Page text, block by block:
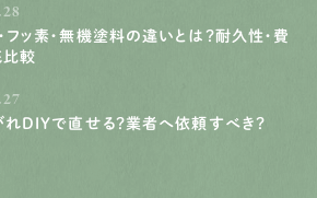
フッ素・無機塗料の違いとは？耐久性・費
比較
DIYで直せる？業者へ依頼すべき？